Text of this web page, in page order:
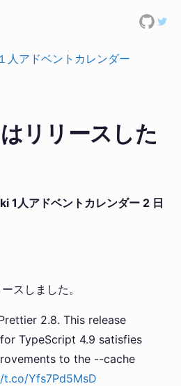
アドベントカレンダー
リリースした
人アドベントカレンダー 2 日
スしました。
2.8. This release
TypeScript 4.9 satisfies
to the --cache
Yfs7Pd5MsD